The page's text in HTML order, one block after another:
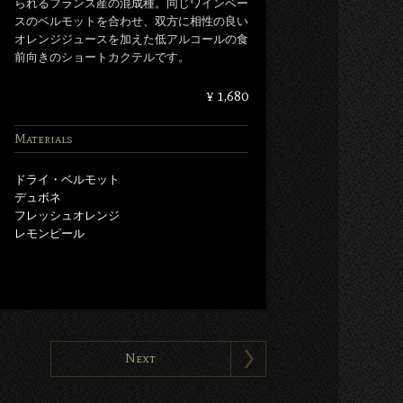
られるフランス産の混成種。同じワインベー
スのベルモットを合わせ、双方に相性の良い
オレンジジュースを加えた低アルコールの食
前向きのショートカクテルです。
¥ 1,680
Materials
ドライ・ベルモット
デュボネ
フレッシュオレンジ
レモンピール
Next